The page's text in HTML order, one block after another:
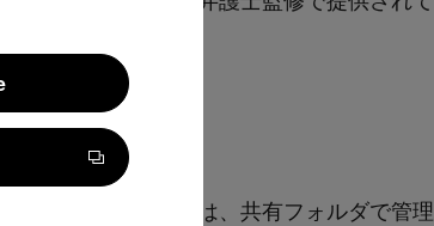
」を導入。契約書は、共有フォルダで管理